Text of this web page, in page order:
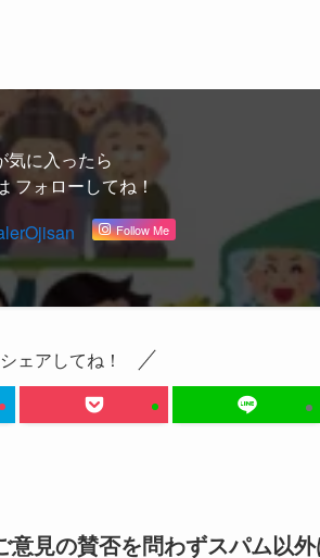
気に入ったら
フォローしてね！
Follow Me
ェアしてね！
見の賛否を問わずスパム以